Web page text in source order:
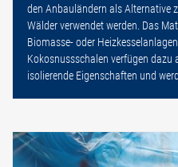
den Anbauländern als Alternative
Wälder verwendet werden. Das
Biomasse- oder
Kokosnussschalen verfügen dazu
isolierende Eigenschaften und